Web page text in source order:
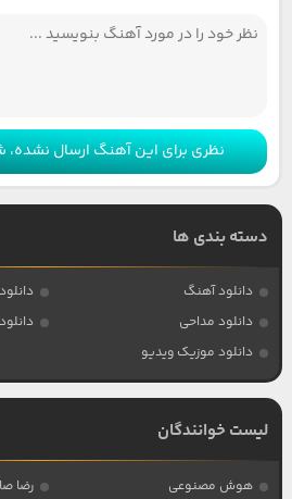
نظری برای این آهنگ ارسال نشده،
دسته بندی ها
دانلود آهنگ
دانلود مداحی
دانلود موزیک ویدیو
لیست خوانندگان
هوش مصنوعی رضا